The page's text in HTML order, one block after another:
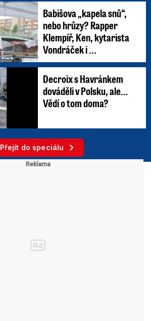
Babišova „kapela snů“,
nebo hrůzy? Rapper
Klempíř, Ken, kytarista
Vondráček i ...
Decroix s Havránkem
dováděli v Polsku, ale…
Vědí o tom doma?
Přejít do speciálu